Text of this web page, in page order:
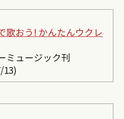
歌おう! かんたんウクレ
ミュージック刊
13)